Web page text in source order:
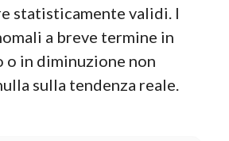
statisticamente validi. I
a breve termine in
o in diminuzione non
sulla tendenza reale.